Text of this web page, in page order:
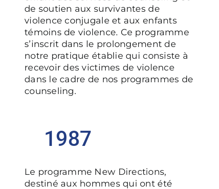
de soutien aux survivantes de
violence conjugale et aux enfants
témoins de violence. Ce programme
s’inscrit dans le prolongement de
notre pratique établie qui consiste à
recevoir des victimes de violence
dans le cadre de nos programmes de
counseling.
1987
Le programme New Directions,
destiné aux hommes qui ont été